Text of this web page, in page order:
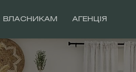
ВЛАСНИКАМ АГЕНЦІЯ